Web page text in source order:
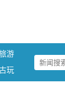
游
玩